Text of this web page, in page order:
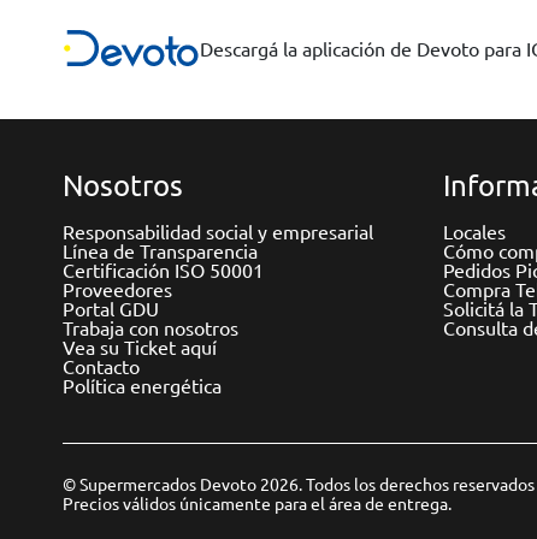
Descargá la aplicación de Devoto para
Nosotros
Responsabilidad social y empresarial
Línea de Transparencia
Certificación ISO 50001
Proveedores
Portal GDU
Trabaja con nosotros
Vea su Ticket aquí
Contacto
Política energética
Locales
Cómo
Pedidos
Compra
Solicitá la
Consulta
© Supermercados Devoto 2026. Todos los derechos reservados
Precios válidos únicamente para el área de entrega.